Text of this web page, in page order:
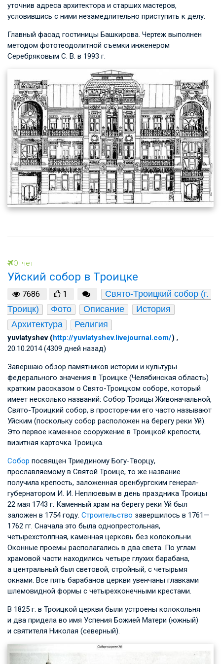
уточнив адреса архитектора и старших мастеров,
условившись с ними незамедлительно приступить к делу.
Главный фасад гостиницы Башкирова. Чертеж выполнен
методом фототеодолитной съемки инженером
Серебряковым С. В. в 1993 г.
Отчет
Уйский собор в Троицке
7686 1
Свято-Троицкий собор (г.
Троицк)
Фото Описание
История
Архитектура
Религия
yuvlatyshev (http://yuvlatyshev.livejournal.com/) ,
20.10.2014 (4309 дней назад)
Завершаю обзор памятников истории и культуры
федерального значения в Троицке (Челябинская область)
кратким рассказом о Свято-Троицком соборе, который
имеет несколько названий: Собор Троицы Живоначальной,
Свято-Троицкий собор, в просторечии его часто называют
Уйским (поскольку собор расположен на берегу реки Уй).
Это первое каменное сооружение в Троицкой крепости,
визитная карточка Троицка.
Собор посвящен Триединому Богу-Творцу,
прославляемому в Святой Троице, то же название
получила крепость, заложенная оренбургским генерал-
губернатором И. И. Неплюевым в день праздника Троицы
22 мая 1743 г. Каменный храм на берегу реки Уй был
заложен в 1754 году. Строительство завершилось в 1761—
1762 гг. Сначала это была однопрестольная,
четырехстолпная, каменная церковь без колокольни.
Оконные проемы располагались в два света. По углам
храмовой части находились четыре глухих барабана,
а центральный был световой, стройный, с четырьмя
окнами. Все пять барабанов церкви увенчаны главками
шлемовидной формы с четырехконечными крестами.
В 1825 г. в Троицкой церкви были устроены колокольня
и два придела во имя Успения Божией Матери (южный)
и святителя Николая (северный).